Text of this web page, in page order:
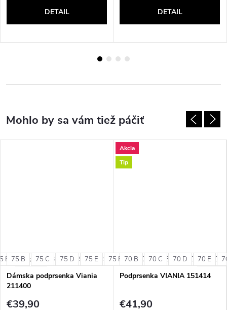
DETAIL DETAIL
85 B 85 C 85 D 90 B 90 C 90 D 95 C 95 D + ďalšie
B + ďalšie
75 B 75 C 75 D 75 E 75 F 75 G 80 B 80 C 80 D
Dámska podprsenka Viania
211400
€39,90
Akcia
Tip
70 B 70 C 70 D 70 E
Podprsenka VIANIA 151414
€41,90